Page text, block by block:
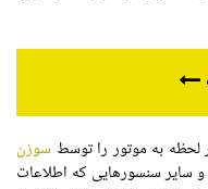
به موتور را توسط سوزن
سایر سنسورهایی که اطلاعات